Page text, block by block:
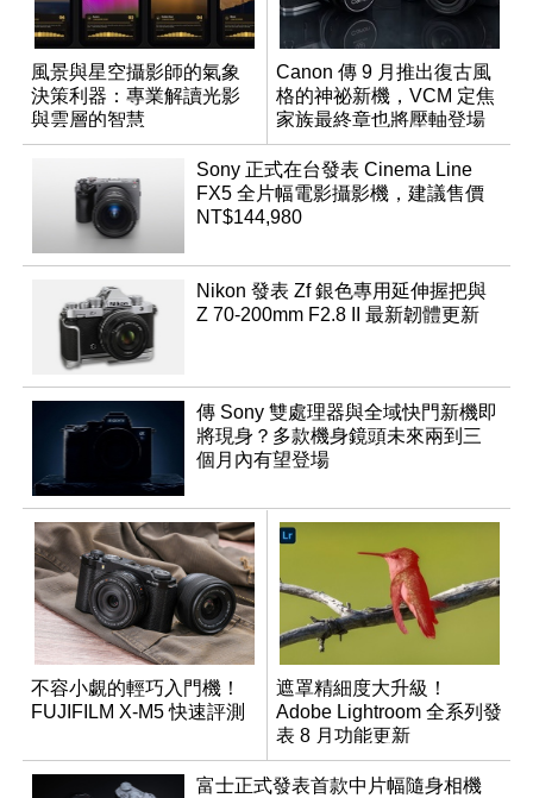
風景與星空攝影師的氣象
決策利器：專業解讀光影
與雲層的智慧
App「Atmos」登場
Canon 傳 9 月推出復古風
格的神祕新機，VCM 定焦
家族最終章也將壓軸登場
Sony 正式在台發表 Cinema Line
FX5 全片幅電影攝影機，建議售價
NT$144,980
Nikon 發表 Zf 銀色專用延伸握把與
Z 70-200mm F2.8 II 最新韌體更新
傳 Sony 雙處理器與全域快門新機即
將現身？多款機身鏡頭未來兩到三
個月內有望登場
不容小覷的輕巧入門機！
FUJIFILM X-M5 快速評測
遮罩精細度大升級！
Adobe Lightroom 全系列發
表 8 月功能更新
富士正式發表首款中片幅隨身相機